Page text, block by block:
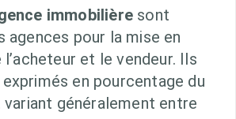
immobilière sont
agences pour la mise en
et le vendeur. Ils
en pourcentage du
variant généralement entre